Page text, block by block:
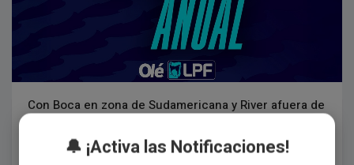
Con Boca en zona de Sudamericana y River afuera de
todo: así está la pelea por entrar a las Copas en la
08 Agosto, 2026
🔔 ¡Activa las Notificaciones!